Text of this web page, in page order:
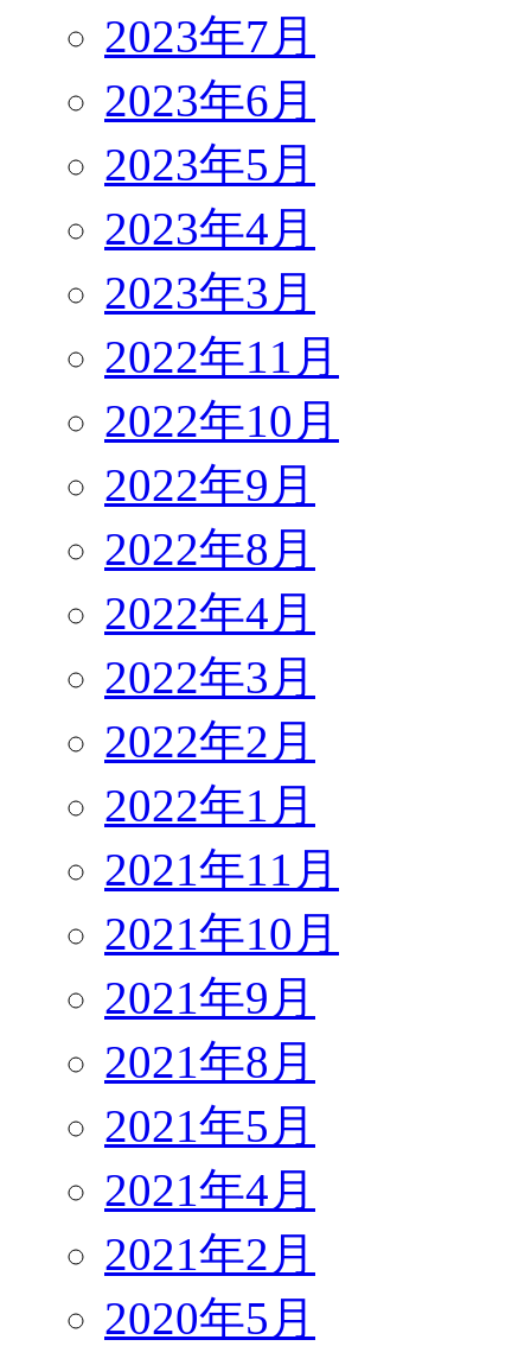
2023年7月
2023年6月
2023年5月
2023年4月
2023年3月
2022年11月
2022年10月
2022年9月
2022年8月
2022年4月
2022年3月
2022年2月
2022年1月
2021年11月
2021年10月
2021年9月
2021年8月
2021年5月
2021年4月
2021年2月
2020年5月